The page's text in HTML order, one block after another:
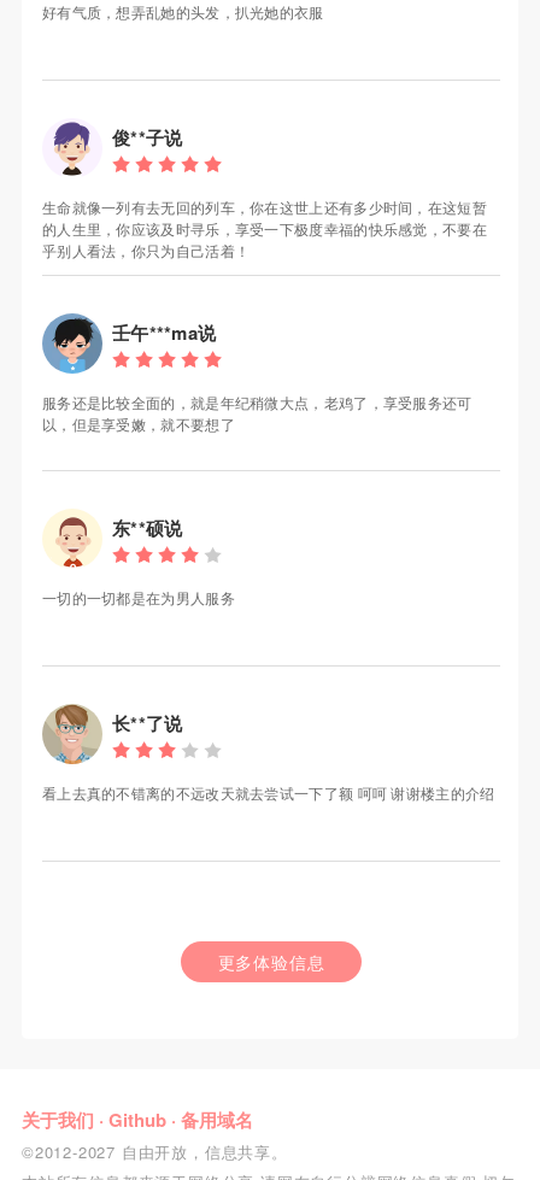
好有气质，想弄乱她的头发，扒光她的衣服
俊**子说
生命就像一列有去无回的列车，你在这世上还有多少时间，在这短暂
的人生里，你应该及时寻乐，享受一下极度幸福的快乐感觉，不要在
乎别人看法，你只为自己活着！
壬午***ma说
服务还是比较全面的，就是年纪稍微大点，老鸡了，享受服务还可
以，但是享受嫩，就不要想了
东**硕说
一切的一切都是在为男人服务
长**了说
看上去真的不错离的不远改天就去尝试一下了额 呵呵 谢谢楼主的介绍
更多体验信息
关于我们 · Github· 备用域名
©2012-2027 自由开放，信息共享。